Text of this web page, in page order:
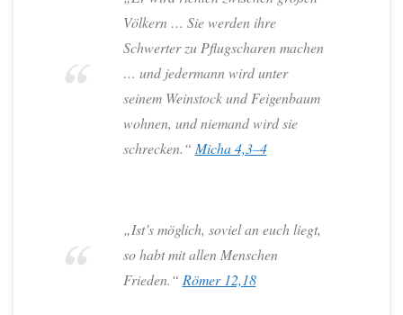
Völkern … Sie werden ihre
Schwerter zu Pflugscharen machen
… und jedermann wird unter
seinem Weinstock und Feigenbaum
wohnen, und niemand wird sie
schrecken.“ Micha 4,3–4
„Ist’s möglich, soviel an euch liegt,
so habt mit allen Menschen
Frieden.“ Römer 12,18